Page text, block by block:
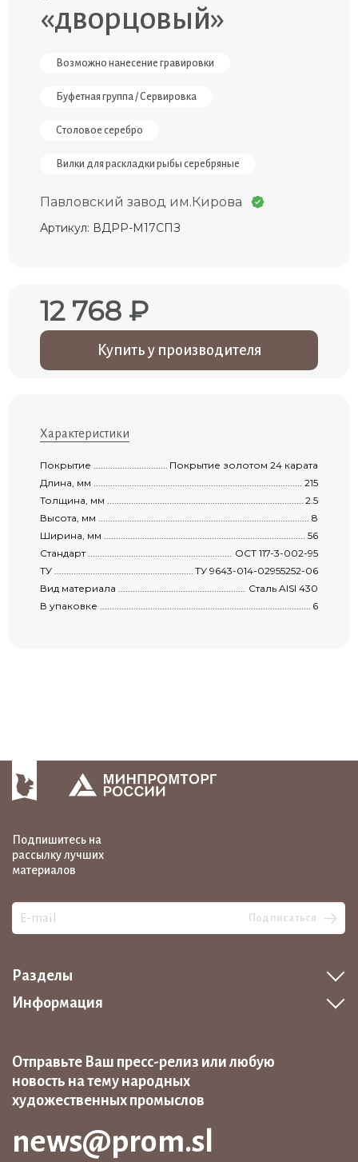
«дворцовый»
Возможно нанесение гравировки
Буфетная группа / Сервировка
Столовое серебро
Вилки для раскладки рыбы серебряные
Павловский завод им.Кирова
Артикул: ВДРР-М17СПЗ
12 768 ₽
Купить у производителя
Характеристики
Покрытие
Покрытие золотом 24 карата
Длина, мм
215
Толщина, мм
2.5
Высота, мм
8
Ширина, мм
56
Стандарт
ОСТ 117-3-002-95
ТУ
ТУ 9643-014-02955252-06
Вид материала
Сталь AISI 430
В упаковке
6
Подпишитесь на
рассылку лучших
материалов
Подписаться
Разделы
Информация
Отправьте Ваш пресс-релиз или любую
новость на тему народных
художественных промыслов
news@prom.sl